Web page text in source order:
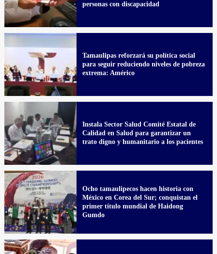
personas con discapacidad
Tamaulipas reforzará su política social
para seguir reduciendo niveles de pobreza
extrema: Américo
Instala Sector Salud Comité Estatal de
Calidad en Salud para garantizar un
trato digno y humanitario a los pacientes
Ocho tamaulipecos hacen historia con
México en Corea del Sur; conquistan el
primer título mundial de Haidong
Gumdo